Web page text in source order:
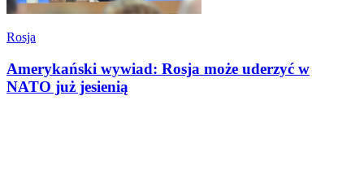
Rosja
Amerykański wywiad: Rosja może uderzyć w
NATO już jesienią